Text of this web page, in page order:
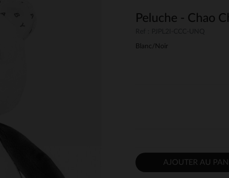
Peluche - Chao
Blanc/Noir
AJOUTER AU